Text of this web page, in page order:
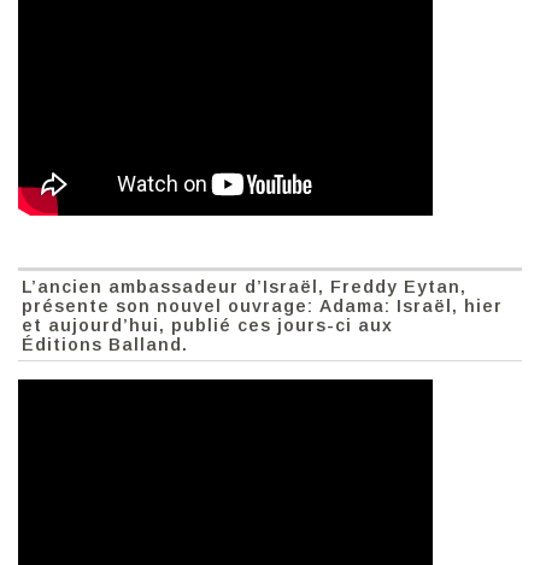
L’ancien ambassadeur d’Israël, Freddy Eytan,
présente son nouvel ouvrage: Adama: Israël, hier
et aujourd’hui, publié ces jours-ci aux
Éditions Balland.